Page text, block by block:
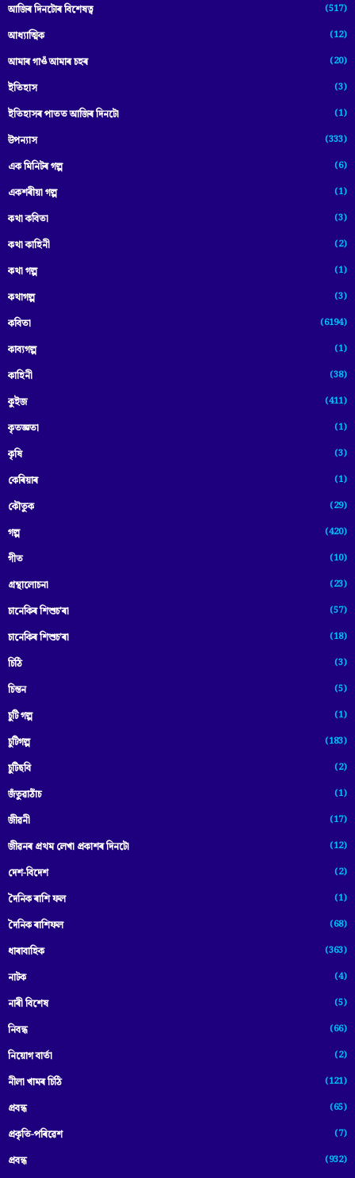
আজিৰ দিনটোৰ বিশেষত্ব (517)
আধ্যাত্মিক (12)
আমাৰ গাওঁ আমাৰ চহৰ (20)
ইতিহাস (3)
ইতিহাসৰ পাতত আজিৰ দিনটো (1)
উপন্যাস (333)
এক মিনিটৰ গল্প (6)
একশৰীয়া গল্প (1)
কথা কবিতা (3)
কথা কাহিনী (2)
কথা গল্প (1)
কথাগল্প (3)
কবিতা (6194)
কাব্যগল্প (1)
কাহিনী (38)
কুইজ (411)
কৃতজ্ঞতা (1)
কৃষি (3)
কেৰিয়াৰ (1)
কৌতুক (29)
গল্প (420)
গীত (10)
গ্ৰন্থালোচনা (23)
চানেকিৰ শিশুচ'ৰা (57)
চানেকিৰ শিশুচ’ৰা (18)
চিঠি (3)
চিন্তন (5)
চুটি গল্প (1)
চুটিগল্প (183)
চুটিছবি (2)
জঁতুৱাঠাঁচ (1)
জীৱনী (17)
জীৱনৰ প্ৰথম লেখা প্ৰকাশৰ দিনটো (12)
দেশ-বিদেশ (2)
দৈনিক ৰাশি ফল (1)
দৈনিক ৰাশিফল (68)
ধাৰাবাহিক (363)
নাটক (4)
নাৰী বিশেষ (5)
নিবন্ধ (66)
নিয়োগ বাৰ্তা (2)
নীলা খামৰ চিঠি (121)
প্রবন্ধ (65)
প্ৰকৃতি-পৰিৱেশ (7)
প্ৰবন্ধ (932)